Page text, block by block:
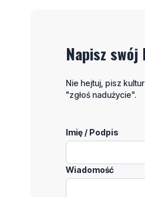
Napisz
Nie hejtuj, pisz
"zgłoś nadużycie".
Imię / Podpis
Wiadomość